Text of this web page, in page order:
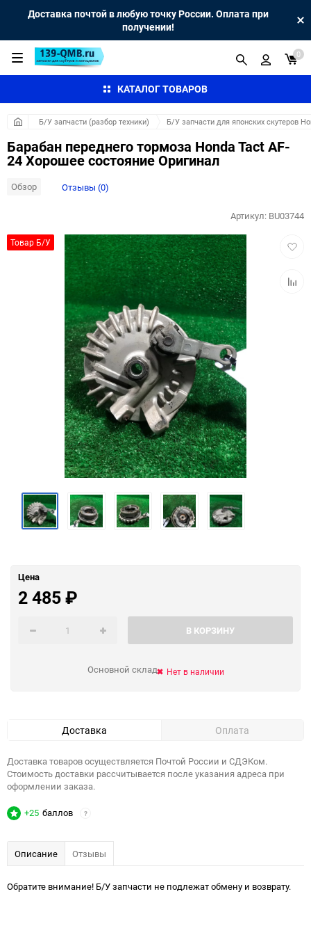
Доставка почтой в любую точку России. Оплата при
получении!
КАТАЛОГ ТОВАРОВ
0
Б/У запчасти (разбор техники) Б/У запчасти для японских скутеров
Барабан переднего тормоза Honda Tact AF-
24 Хорошее состояние Оригинал
Обзор Отзывы (0)
Товар Б/У
Артикул: BU03744
Цена
2 485₽
В КОРЗИНУ
Основной склад Нет в наличии
Доставка Оплата
Доставка товаров осуществляется Почтой России и СДЭКом.
Стоимость доставки рассчитывается после указания адреса при
оформлении заказа.
+25 баллов ?
Описание Отзывы
Обратите внимание! Б/У запчасти не подлежат обмену и возврату.